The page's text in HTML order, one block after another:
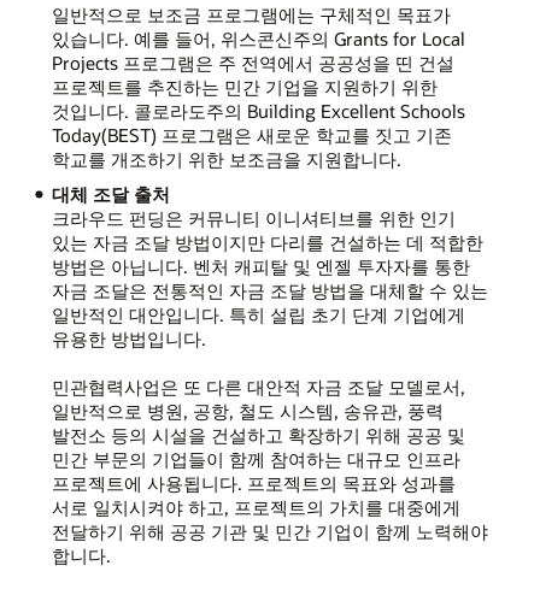
일반적으로 보조금 프로그램에는 구체적인 목표가
있습니다. 예를 들어, 위스콘신주의 Grants for Local
Projects 프로그램은 주 전역에서 공공성을 띤 건설
프로젝트를 추진하는 민간 기업을 지원하기 위한
것입니다. 콜로라도주의 Building Excellent Schools
Today(BEST) 프로그램은 새로운 학교를 짓고 기존
학교를 개조하기 위한 보조금을 지원합니다.
대체 조달 출처
크라우드 펀딩은 커뮤니티 이니셔티브를 위한 인기
있는 자금 조달 방법이지만 다리를 건설하는 데 적합한
방법은 아닙니다. 벤처 캐피탈 및 엔젤 투자자를 통한
자금 조달은 전통적인 자금 조달 방법을 대체할 수 있는
일반적인 대안입니다. 특히 설립 초기 단계 기업에게
유용한 방법입니다.
민관협력사업은 또 다른 대안적 자금 조달 모델로서,
일반적으로 병원, 공항, 철도 시스템, 송유관, 풍력
발전소 등의 시설을 건설하고 확장하기 위해 공공 및
민간 부문의 기업들이 함께 참여하는 대규모 인프라
프로젝트에 사용됩니다. 프로젝트의 목표와 성과를
서로 일치시켜야 하고, 프로젝트의 가치를 대중에게
전달하기 위해 공공 기관 및 민간 기업이 함께 노력해야
합니다.